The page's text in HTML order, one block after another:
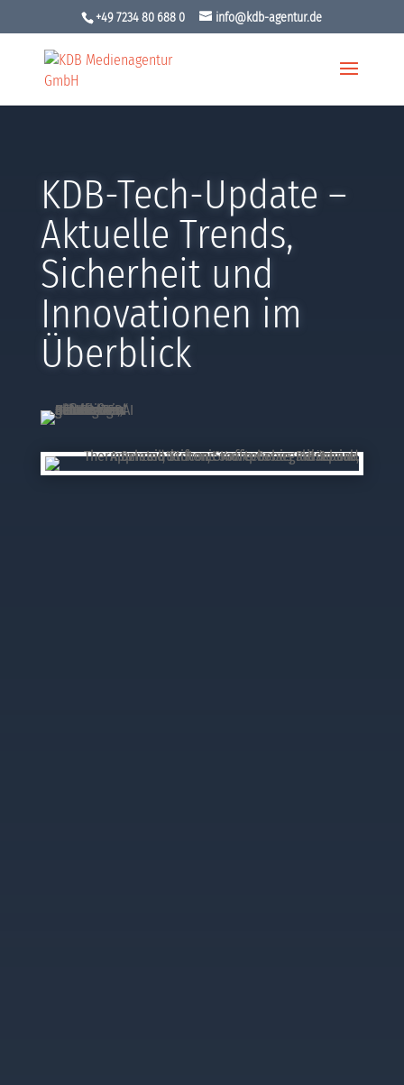
+49 7234 80 688 0 info@kdb-agentur.de
KDB-Tech-Update –
Aktuelle Trends,
Sicherheit und
Innovationen im
Überblick